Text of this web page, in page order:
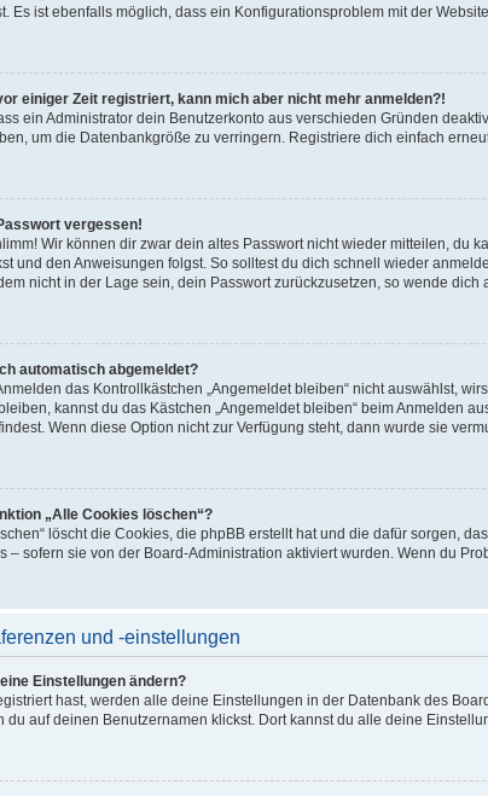
Es ist ebenfalls möglich, dass ein Konfigurationsproblem mit der
einiger Zeit registriert, kann mich aber nicht mehr anmelden?!
ein Administrator dein Benutzerkonto aus verschieden Gründen
um die Datenbankgröße zu verringern. Registriere dich einfach
vergessen!
Wir können dir zwar dein altes Passwort nicht wieder mitteilen, du
und den Anweisungen folgst. So solltest du dich schnell wieder
nicht in der Lage sein, dein Passwort zurückzusetzen, so wende dich
automatisch abgemeldet?
das Kontrollkästchen „Angemeldet bleiben“ nicht auswählst,
kannst du das Kästchen „Angemeldet bleiben“ beim Anmelden
Wenn diese Option nicht zur Verfügung steht, dann wurde sie
„Alle Cookies löschen“?
löscht die Cookies, die phpBB erstellt hat und die dafür sorgen,
– sofern sie von der Board-Administration aktiviert wurden. Wenn du
und -einstellungen
Einstellungen ändern?
hast, werden alle deine Einstellungen in der Datenbank des
du auf deinen Benutzernamen klickst. Dort kannst du alle deine